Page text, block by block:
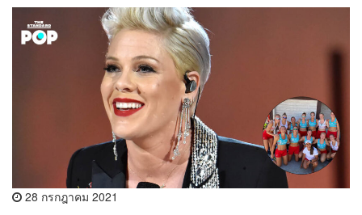
28 กรกฎาคม 2021